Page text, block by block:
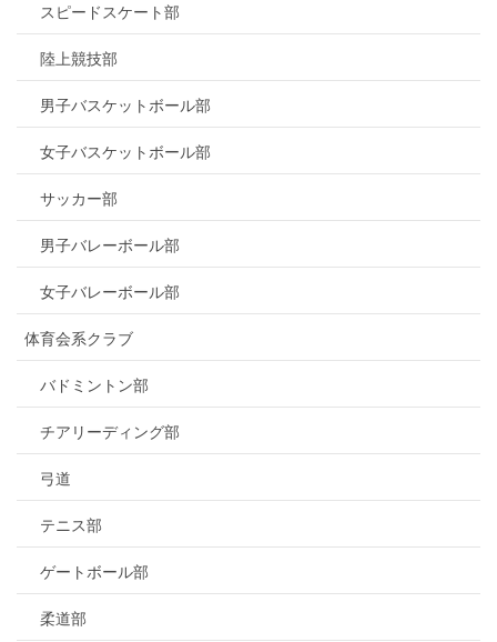
スピードスケート部
陸上競技部
男子バスケットボール部
女子バスケットボール部
サッカー部
男子バレーボール部
女子バレーボール部
体育会系クラブ
バドミントン部
チアリーディング部
弓道
テニス部
ゲートボール部
柔道部